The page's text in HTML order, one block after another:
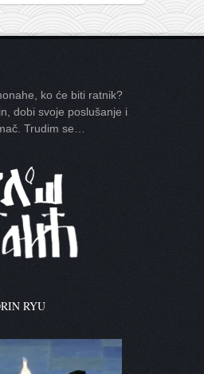
ko će biti ratnik?
dobi svoje poslušanje i
Trudim se…
RYU